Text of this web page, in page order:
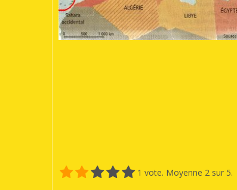
1 vote. Moyenne 2 sur 5.